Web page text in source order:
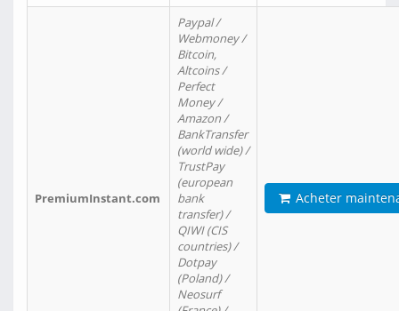
PremiumInstant.com
Paypal /
Webmoney /
Bitcoin,
Altcoins /
Perfect
Money /
Amazon /
BankTransfer
(world wide) /
TrustPay
(european
bank
transfer) /
QIWI (CIS
countries) /
Dotpay
(Poland) /
Neosurf
Acheter